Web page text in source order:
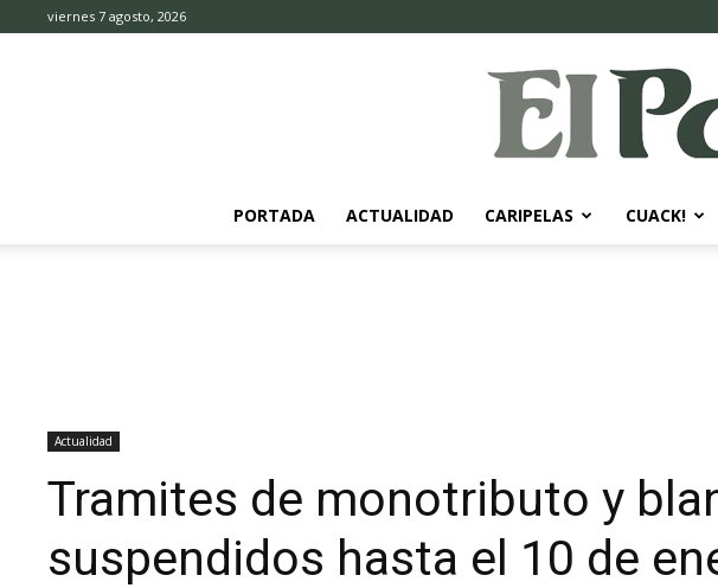
viernes 7 agosto, 2026
PORTADA ACTUALIDAD CARIPELAS CUACK!
Actualidad
Tramites de monotributo y
suspendidos hasta el 10 de